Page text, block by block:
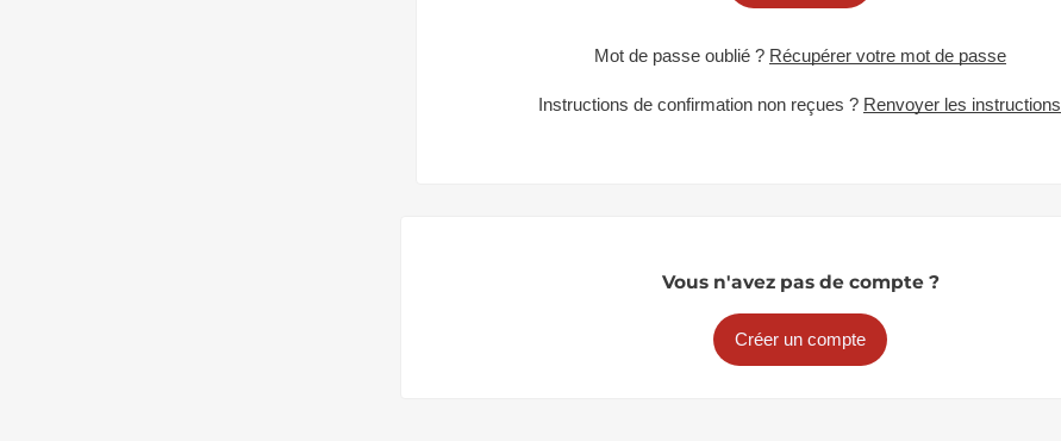
Mot de passe oublié ? Récupérer votre mot de passe
Instructions de confirmation non reçues ? Renvoyer les instructions
Vous n'avez pas de compte ?
Créer un compte